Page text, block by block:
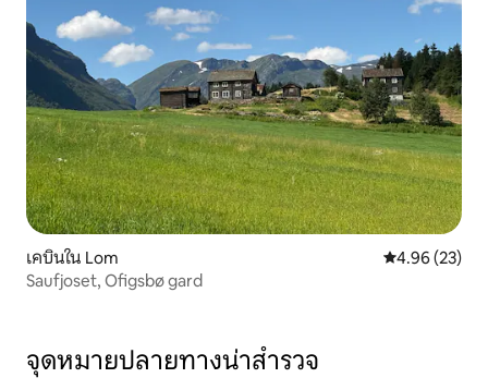
เคบินใน Lom คะแนนเฉลี่ย
4.96 (23)
Saufjoset, Ofigsbø gard
จุดหมายปลายทางน่าสำรวจ